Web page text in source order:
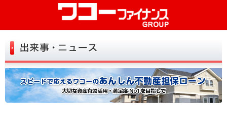
初めての方へ
お申込み
よくある質問